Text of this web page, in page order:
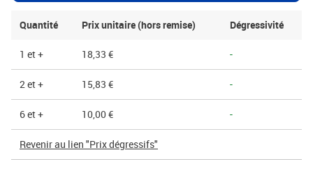
Quantité Prix unitaire (hors remise) Dégressivité
1 et + 18,33 € -
2 et + 15,83 € -
6 et + 10,00 € -
Revenir au lien "Prix dégressifs"